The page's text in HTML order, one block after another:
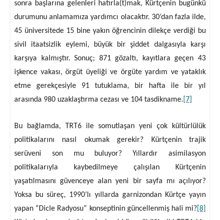
sonra başlarına gelenleri hatırla(t)mak, Kürtçenin bugünkü
durumunu anlamamıza yardımcı olacaktır. 30’dan fazla ilde,
45 üniversitede 15 bine yakın öğrencinin dilekçe verdiği bu
sivil itaatsizlik eylemi, büyük bir şiddet dalgasıyla karşı
karşıya kalmıştır. Sonuç; 871 gözaltı, kayıtlara geçen 43
işkence vakası, örgüt üyeliği ve örgüte yardım ve yataklık
etme gerekçesiyle 91 tutuklama, bir hafta ile bir yıl
arasında 980 uzaklaştırma cezası ve 104 tasdikname. [7]
Bu bağlamda, TRT6 ile somutlaşan yeni çok kültürlülük
politikalarını nasıl okumak gerekir? Kürtçenin trajik
serüveni son mu buluyor? Yıllardır asimilasyon
politikalarıyla kaybedilmeye çalışılan Kürtçenin
yaşatılmasını güvenceye alan yeni bir sayfa mı açılıyor?
Yoksa bu süreç, 1990’lı yıllarda garnizondan Kürtçe yayın
yapan “Dicle Radyosu” konseptinin güncellenmiş hali mi? [8]